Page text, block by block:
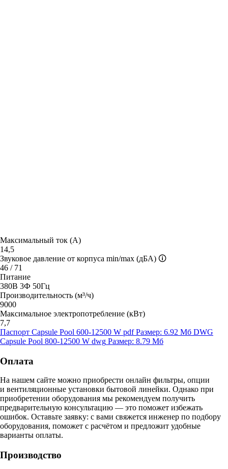
Максимальный ток (А)
14,5
Звуковое давление от корпуса min/max (дБА) 🛈
46 / 71
Питание
380В 3Ф 50Гц
Производительность (м³/ч)
9000
Максимальное электропотребление (кВт)
7,7
Паспорт Capsule Pool 600-12500 W pdf Размер: 6.92 Мб DWG
Capsule Pool 800-12500 W dwg Размер: 8.79 Мб
Оплата
На нашем сайте можно приобрести онлайн фильтры, опции
и вентиляционные установки бытовой линейки. Однако при
приобретении оборудования мы рекомендуем получить
предварительную консультацию — это поможет избежать
ошибок. Оставьте заявку: с вами свяжется инженер по подбору
оборудования, поможет с расчётом и предложит удобные
варианты оплаты.
Производство